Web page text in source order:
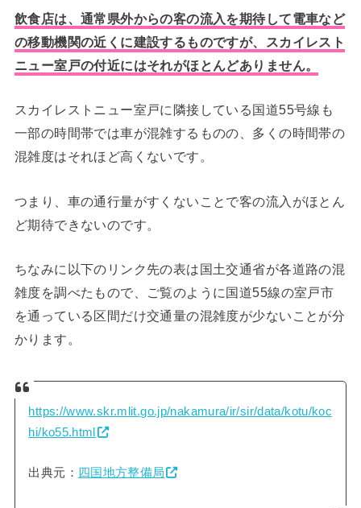
飲食店は、通常県外からの客の流入を期待して電車など
の移動機関の近くに建設するものですが、スカイレスト
ニュー室戸の付近にはそれがほとんどありません。
スカイレストニュー室戸に隣接している国道55号線も
一部の時間帯では車が混雑するものの、多くの時間帯の
混雑度はそれほど高くないです。
つまり、車の通行量がすくないことで客の流入がほとん
ど期待できないのです。
ちなみに以下のリンク先の表は国土交通省が各道路の混
雑度を調べたもので、ご覧のように国道55線の室戸市
を通っている区間だけ交通量の混雑度が少ないことが分
かります。
https://www.skr.mlit.go.jp/nakamura/ir/sir/data/kotu/koc
hi/ko55.html
出典元： 四国地方整備局